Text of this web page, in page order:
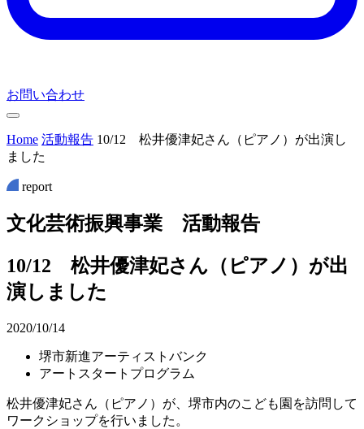
お問い合わせ
Home 活動報告 10/12 松井優津妃さん（ピアノ）が出演し
ました
report
文化芸術振興事業 活動報告
10/12 松井優津妃さん（ピアノ）が出
演しました
2020/10/14
堺市新進アーティストバンク
アートスタートプログラム
松井優津妃さん（ピアノ）が、堺市内のこども園を訪問して
ワークショップを行いました。